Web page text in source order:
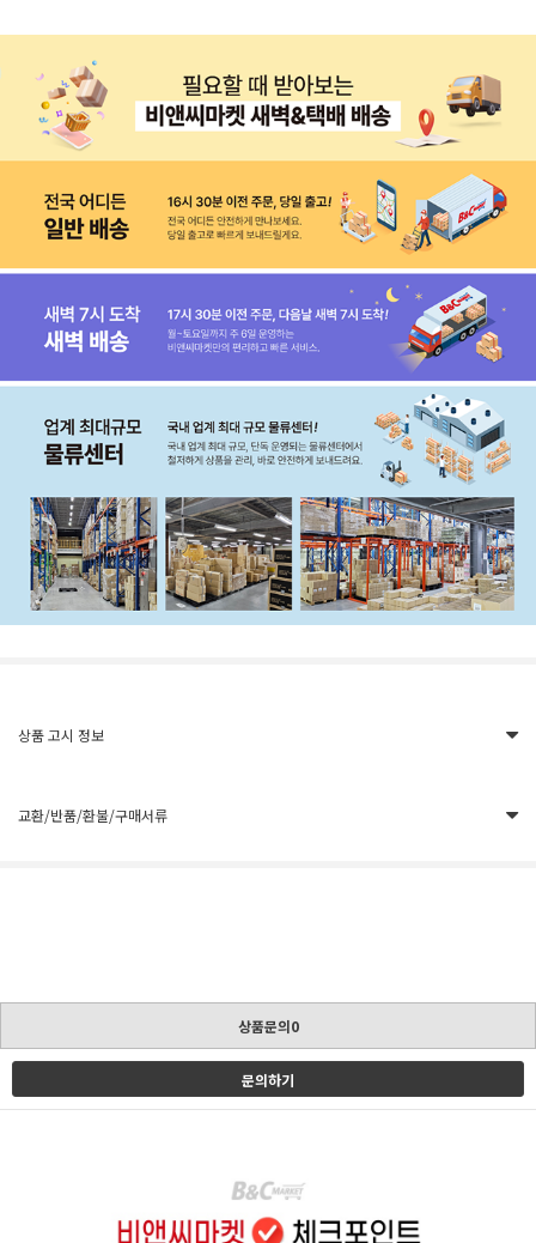
상품 고시 정보
교환/반품/환불/구매서류
상품문의0
문의하기